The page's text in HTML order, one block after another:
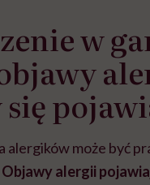
w
alergików może być
Objawy alergii